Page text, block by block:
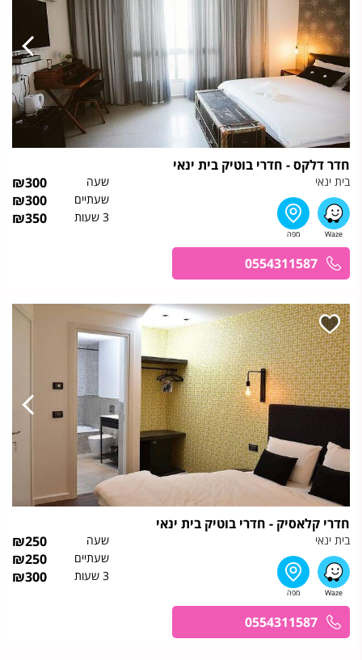
חדר דלקס - חדרי בוטיק בית ינאי
בית ינאי שעה ₪300
שעתיים ₪300
3 שעות ₪350
0554311587
חדרי קלאסיק - חדרי בוטיק בית ינאי
בית ינאי שעה ₪250
שעתיים ₪250
3 שעות ₪300
0554311587